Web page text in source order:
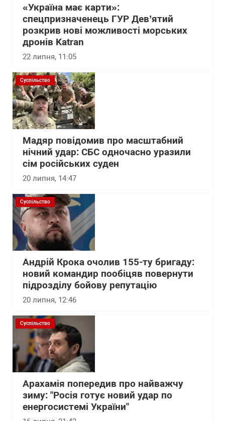
«Україна має карти»:
спецпризначенець ГУР Дев’ятий
розкрив нові можливості морських
дронів Katran
22 липня, 11:05
Суспільство
Мадяр повідомив про масштабний
нічний удар: СБС одночасно уразили
сім російських суден
20 липня, 14:47
Суспільство
Андрій Крока очолив 155-ту бригаду:
новий командир пообіцяв повернути
підрозділу бойову репутацію
20 липня, 12:46
Суспільство
Арахамія попередив про найважчу
зиму: "Росія готує новий удар по
енергосистемі України"